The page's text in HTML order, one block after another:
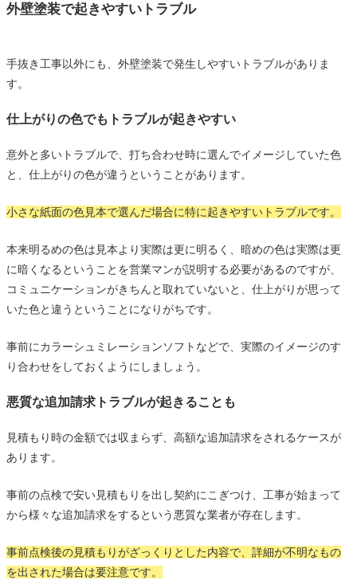
外壁塗装で起きやすいトラブル
手抜き工事以外にも、外壁塗装で発生しやすいトラブルがありま
す。
仕上がりの色でもトラブルが起きやすい
意外と多いトラブルで、打ち合わせ時に選んでイメージしていた色
と、仕上がりの色が違うということがあります。
小さな紙面の色見本で選んだ場合に特に起きやすいトラブルです。
本来明るめの色は見本より実際は更に明るく、暗めの色は実際は更
に暗くなるということを営業マンが説明する必要があるのですが、
コミュニケーションがきちんと取れていないと、仕上がりが思って
いた色と違うということになりがちです。
事前にカラーシュミレーションソフトなどで、実際のイメージのす
り合わせをしておくようにしましょう。
悪質な追加請求トラブルが起きることも
見積もり時の金額では収まらず、高額な追加請求をされるケースが
あります。
事前の点検で安い見積もりを出し契約にこぎつけ、工事が始まって
から様々な追加請求をするという悪質な業者が存在します。
事前点検後の見積もりがざっくりとした内容で、詳細が不明なもの
を出された場合は要注意です。